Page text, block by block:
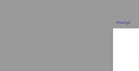
Anzeige